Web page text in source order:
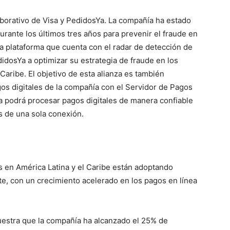
de Visa y PedidosYa. La compañía ha estado
los últimos tres años para prevenir el fraude en
plataforma que cuenta con el radar de detección de
a optimizar su estrategia de fraude en los
El objetivo de esta alianza es también
digitales de la compañía con el Servidor de Pagos
podrá procesar pagos digitales de manera confiable
de una sola conexión.
América Latina y el Caribe están adoptando
con un crecimiento acelerado en los pagos en línea
que la compañía ha alcanzado el 25% de